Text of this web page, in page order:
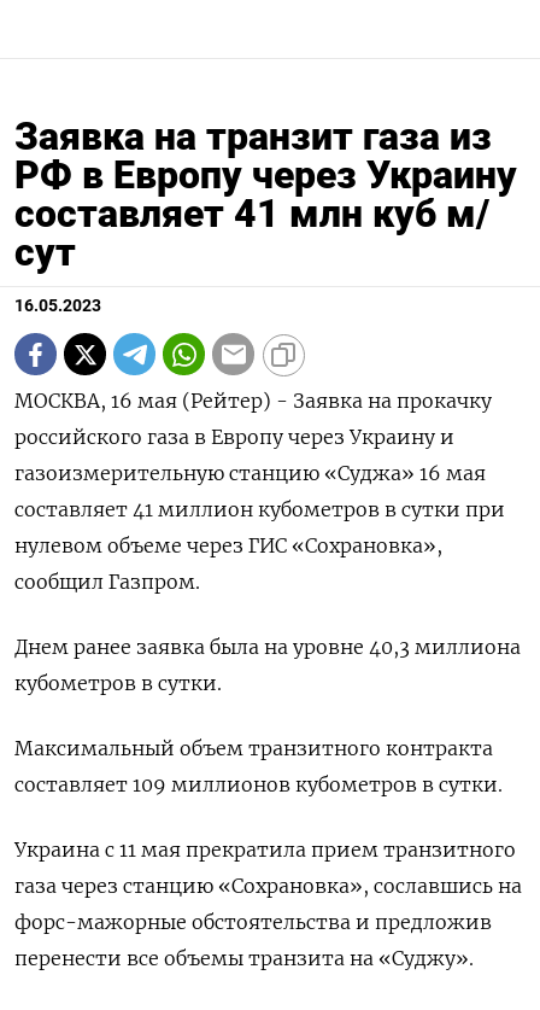
Заявка на транзит газа из
РФ в Европу через Украину
составляет 41 млн куб м/
сут
16.05.2023
МОСКВА, 16 мая (Рейтер) - Заявка на прокачку
российского газа в Европу через Украину и
газоизмерительную станцию «Суджа» 16 мая
составляет 41 миллион кубометров в сутки при
нулевом объеме через ГИС «Сохрановка»,
сообщил Газпром.
Днем ранее заявка была на уровне 40,3 миллиона
кубометров в сутки.
Максимальный объем транзитного контракта
составляет 109 миллионов кубометров в сутки.
Украина с 11 мая прекратила прием транзитного
газа через станцию «Сохрановка», сославшись на
форс-мажорные обстоятельства и предложив
перенести все объемы транзита на «Суджу».